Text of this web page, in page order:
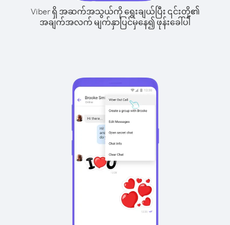
Viber ရှိ အဆက်အသွယ်ကို ရွေးချယ်ပြီး ၎င်းတို့၏
အချက်အလက် မျက်နှာပြင်မှနေ၍ ဖုန်းခေါ်ပါ